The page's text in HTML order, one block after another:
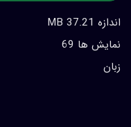
اندازه 37.21 MB
نمایش ها 69
زبان